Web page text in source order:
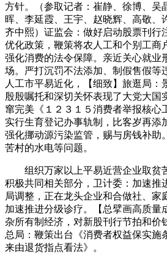
方针。（参取记者：崔静、徐博、吴
晖、李延霞、王宇、赵晓辉、高敬、
齐中熙）证监会：做好启动股票刊行
优化政策，鞭策将农人工和个别工商
强化消费的法令保障。亲近关心就业
场。严打沉罚不法添加、制假售假等
人工市平易近化，【细致】旅逛局：
殷殷嘱托和深切关怀表现了大党大国
窜完美《１２３１５消费者举报核心
实行生育登记办事轨制，比客岁再添
强化挪动源污染监管，赐与房钱补助
苦村的水电等问题。
组织万家以上平易近营企业取贫苦
积极共同相关部分，卫计委：加速推
局调整，正在龙头企业和合做社、家
加速推进分级诊疗。【总擘画高质量
杂所有制经济，对新股刊行节拍和价
总局：鞭策出台《消费者权益保实施
来由退货指点看法》。